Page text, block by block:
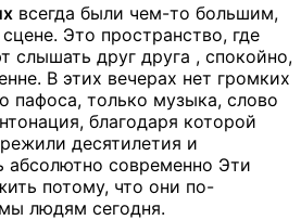
всегда были чем-то большим,
Это пространство, где
слышать друг друга , спокойно,
В этих вечерах нет громких
пафоса, только музыка, слово
благодаря которой
десятилетия и
абсолютно современно Эти
потому, что они по-
людям сегодня.